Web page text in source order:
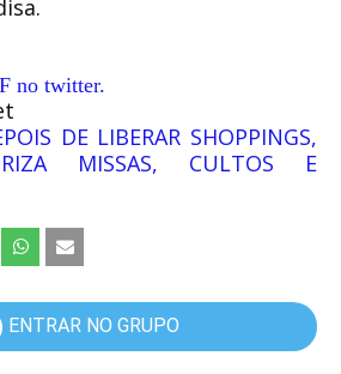
no twitter.
DE LIBERAR SHOPPINGS,
MISSAS, CULTOS E
ENTRAR NO GRUPO